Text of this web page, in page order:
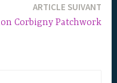
ARTICLE SUIVANT
Corbigny Patchwork